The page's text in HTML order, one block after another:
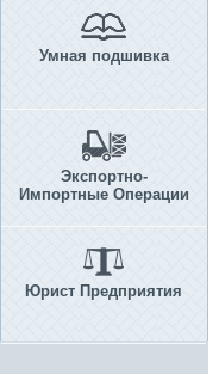
Умная подшивка
Экспортно-
Импортные Операции
Юрист Предприятия